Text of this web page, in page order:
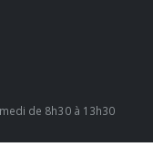
de 8h30 à 13h30